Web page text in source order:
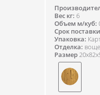
Вес кг: 6
Объем м/куб:
Срок
Упаковка:
Отделка:
Размер